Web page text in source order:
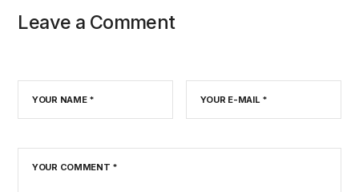
Leave a Comment